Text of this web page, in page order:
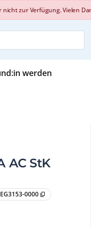
nicht zur Verfügung. Vielen
werden
AC StK
0000 content_copy